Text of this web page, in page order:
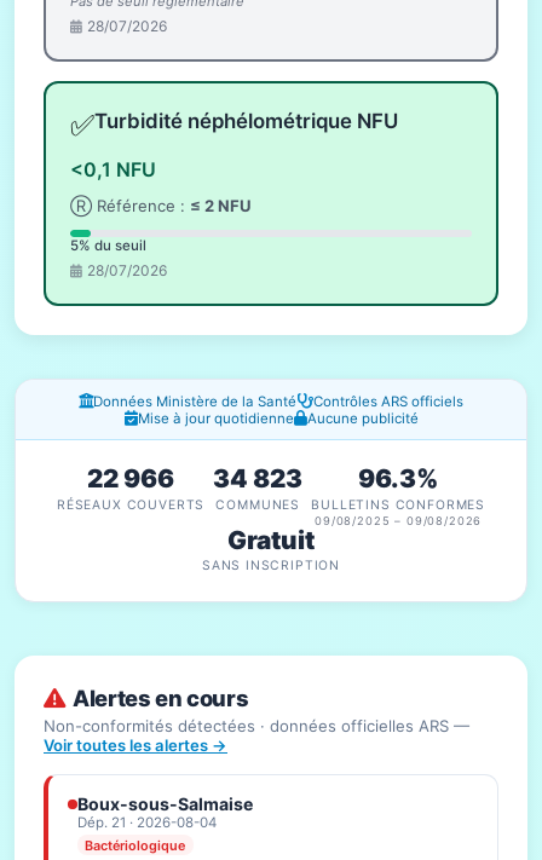
28/07/2026
✅Turbidité néphélométrique NFU
<0,1 NFU
Ⓡ Référence : ≤ 2 NFU
5% du seuil
28/07/2026
Fenêtres d'information
Données Ministère de la Santé
Contrôles ARS officiels
Mise à jour quotidienne
Aucune publicité
22 966
RÉSEAUX COUVERTS
34 823
COMMUNES
96.3%
BULLETINS CONFORMES
09/08/2025 – 09/08/2026
Gratuit
SANS INSCRIPTION
Alertes en cours
Non-conformités détectées · données officielles ARS —
Voir toutes les alertes →
Boux-sous-Salmaise
Dép. 21 · 2026-08-04
Bactériologique